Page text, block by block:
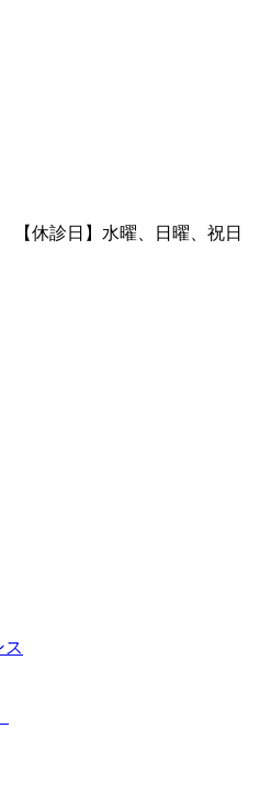
休診日】水曜、日曜、祝日
ス